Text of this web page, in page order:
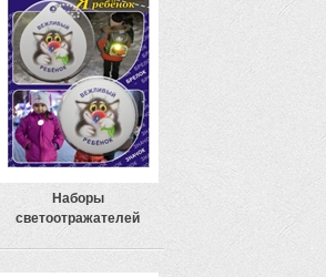
Наборы
светоотражателей